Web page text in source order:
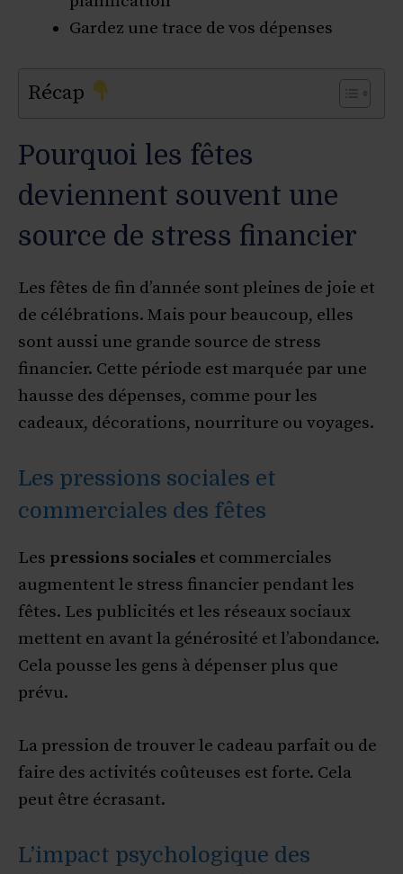
Gardez une trace de vos dépenses
Récap
Pourquoi les fêtes
deviennent souvent une
source de stress financier
Les fêtes de fin d’année sont pleines de joie et
de célébrations. Mais pour beaucoup, elles
sont aussi une grande source de stress
financier. Cette période est marquée par une
hausse des dépenses, comme pour les
cadeaux, décorations, nourriture ou voyages.
Les pressions sociales et
commerciales des fêtes
Les pressions sociales et commerciales
augmentent le stress financier pendant les
fêtes. Les publicités et les réseaux sociaux
mettent en avant la générosité et l’abondance.
Cela pousse les gens à dépenser plus que
prévu.
La pression de trouver le cadeau parfait ou de
faire des activités coûteuses est forte. Cela
peut être écrasant.
L’impact psychologique des